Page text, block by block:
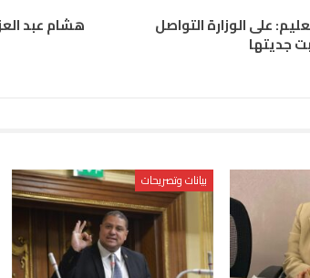
على الوزارة التواصل
جديتها
هشام عبد
بيانات وتصريحات